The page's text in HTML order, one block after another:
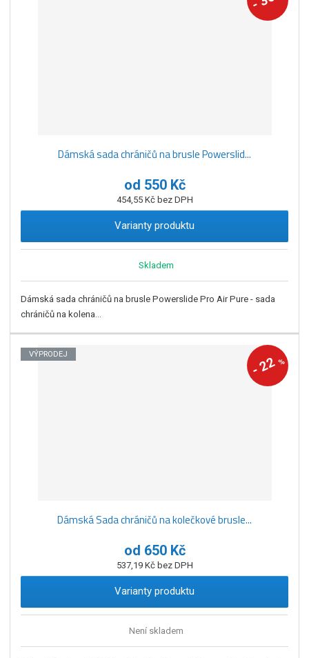
-
Dámská sada chráničů na brusle Powerslid...
od 550 Kč
454,55 Kč bez DPH
Varianty produktu
Skladem
Dámská sada chráničů na brusle Powerslide Pro Air Pure - sada
chráničů na kolena...
-
22%
VÝPRODEJ
Dámská Sada chráničů na kolečkové brusle...
od 650 Kč
537,19 Kč bez DPH
Varianty produktu
Není skladem